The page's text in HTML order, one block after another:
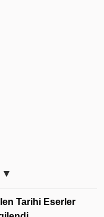
Tarihi Eserler